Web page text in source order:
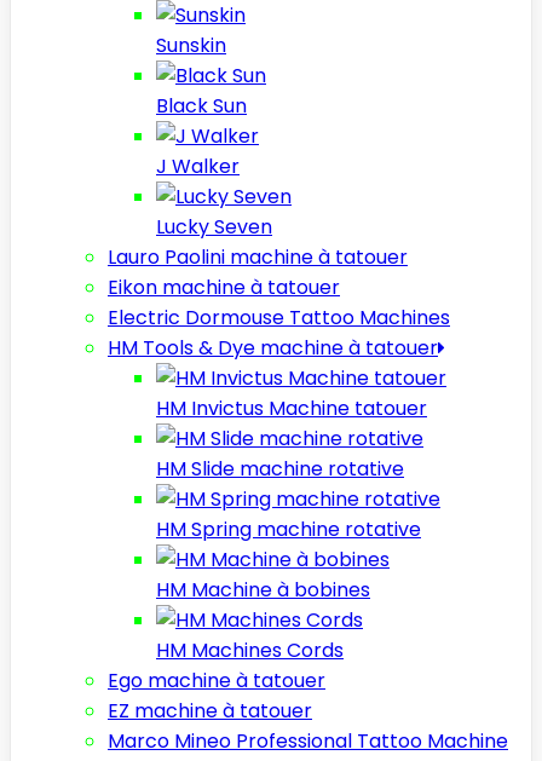
Sunskin
Black Sun
J Walker
Lucky Seven
Lauro Paolini machine à tatouer
Eikon machine à tatouer
Electric Dormouse Tattoo Machines
HM Tools & Dye machine à tatouer
HM Invictus Machine tatouer
HM Slide machine rotative
HM Spring machine rotative
HM Machine à bobines
HM Machines Cords
Ego machine à tatouer
EZ machine à tatouer
Marco Mineo Professional Tattoo Machine